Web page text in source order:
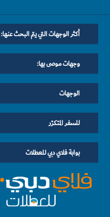
أكثر الوجهات التي يتم البحث عنها:
وجهات موصى بها:
الوجهات
للسفر المتكرّر
بوابة فلاي دبي للعطلات